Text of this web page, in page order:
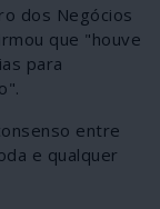
dos Negócios
que "houve
para
entre
e qualquer